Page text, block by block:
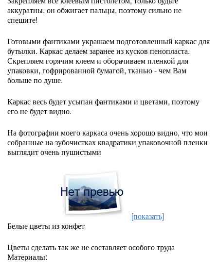
аккуратны, он обжигает пальцы, поэтому сильно не
спешите!
Готовыми фантиками украшаем подготовленный каркас для
бутылки. Каркас делаем заранее из кусков пенопласта.
Скрепляем горячим клеем и оборачиваем пленкой для
упаковки, гофрированной бумагой, тканью - чем Вам
больше по душе.
Каркас весь будет усыпан фантиками и цветами, поэтому
его не будет видно.
На фотографии моего каркаса очень хорошо видно, что мои
собранные на зубочистках квадратики упаковочной пленки
выглядит очень пушистыми
[показать]
Белые цветы из конфет
Цветы сделать так же не составляет особого труда
Материалы: